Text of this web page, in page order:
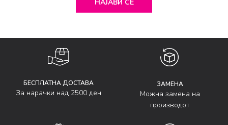
НАЈАВИ СЕ
БЕСПЛАТНА ДОСТАВА
За нарачки над 2500 ден
ЗАМЕНА
Можна замена на
производот